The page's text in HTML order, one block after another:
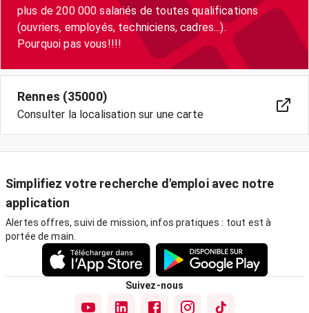
plus de 200 000 salariés de toutes qualifications
(ouvriers, employés, techniciens, cadres...).
Pourquoi pas vous!!!!
Rennes (35000)
Consulter la localisation sur une carte
Simplifiez votre recherche d'emploi avec notre
application
Alertes offres, suivi de mission, infos pratiques : tout est à
portée de main.
Suivez-nous